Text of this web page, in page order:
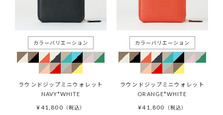
ラウンドジップミニウォレット
NAVY*WHITE
¥41,800 税込
ラウンドジップミニウォレット
ORANGE*WHITE
¥41,800 税込